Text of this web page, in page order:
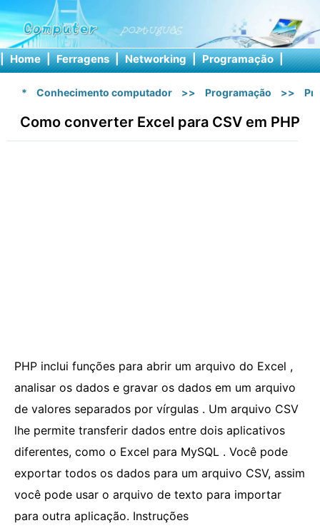
| Home | Ferragens | Networking | Programação |
* Conhecimento computador >> Programação >>
Como converter Excel para CSV em PHP
PHP inclui funções para abrir um arquivo do Excel ,
analisar os dados e gravar os dados em um arquivo
de valores separados por vírgulas . Um arquivo CSV
lhe permite transferir dados entre dois aplicativos
diferentes, como o Excel para MySQL . Você pode
exportar todos os dados para um arquivo CSV, assim
você pode usar o arquivo de texto para importar
para outra aplicação. Instruções